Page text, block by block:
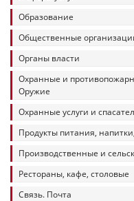
Образование
Общественные
Органы власти
Охранные и
Оружие
Охранные услуги и
Продукты питания,
Производственные и
Рестораны, кафе, столовые
Связь. Почта